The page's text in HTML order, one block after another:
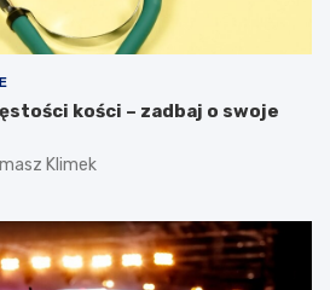
kości – zadbaj o swoje
Klimek